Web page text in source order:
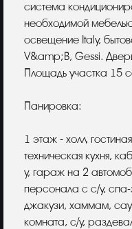
система
необходимой
освещение Italy,
V&amp;B, Gessi.
Площадь участка 15
Панировка:
1 этаж - холл,
техническая кухня,
у, гараж на 2
персонала с с/у,
джакузи, хаммам,
комната, с/у,